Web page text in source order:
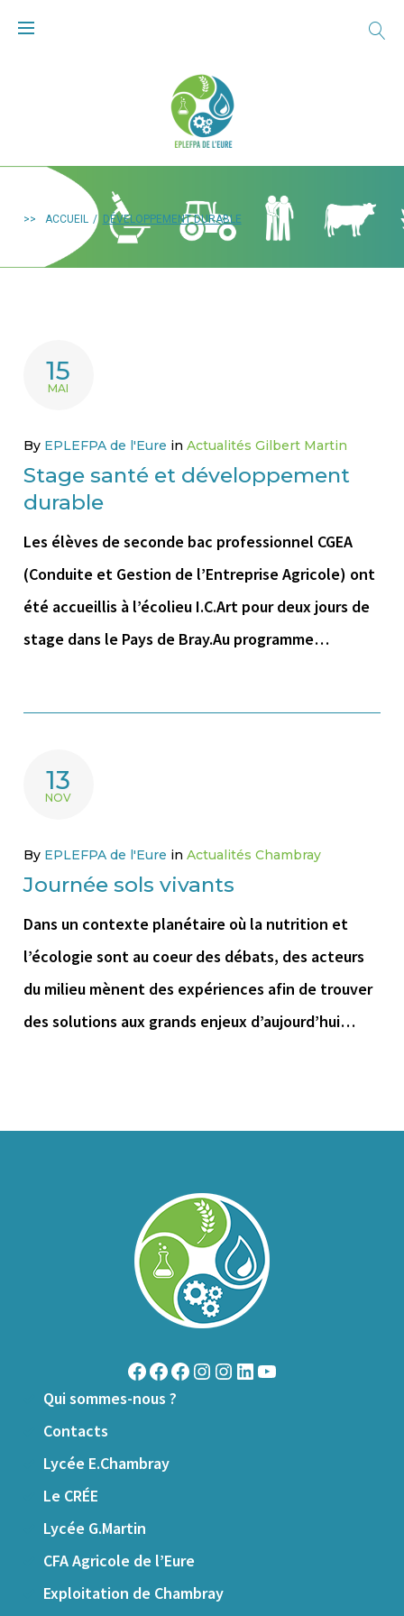
>> ACCUEIL / DÉVELOPPEMENT DURABLE
15
MAI
By EPLEFPA de l'Eure in Actualités Gilbert Martin
Stage santé et développement
durable
Les élèves de seconde bac professionnel CGEA
(Conduite et Gestion de l’Entreprise Agricole) ont
été accueillis à l’écolieu I.C.Art pour deux jours de
stage dans le Pays de Bray.Au programme…
13
NOV
By EPLEFPA de l'Eure in Actualités Chambray
Journée sols vivants
Dans un contexte planétaire où la nutrition et
l’écologie sont au coeur des débats, des acteurs
du milieu mènent des expériences afin de trouver
des solutions aux grands enjeux d’aujourd’hui…
Qui sommes-nous ?
Contacts
Lycée E.Chambray
Le CRÉE
Lycée G.Martin
CFA Agricole de l’Eure
Exploitation de Chambray